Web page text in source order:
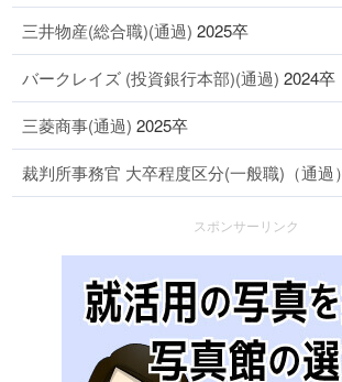
三井物産(総合職)(通過) 2025卒
バークレイズ (投資銀行本部)(通過) 2024卒
三菱商事(通過) 2025卒
裁判所事務官 大卒程度区分(一般職)（通過）
スポンサーリンク